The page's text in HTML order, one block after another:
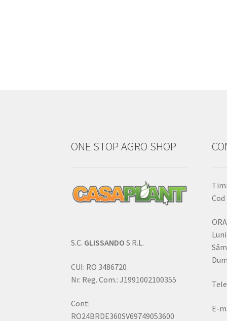
ONE STOP AGRO SHOP
S.C. GLISSANDO S.R.L.
CUI: RO 3486720
Nr. Reg. Com.: J1991002100355
Cont:
RO24BRDE360SV69749053600
E-